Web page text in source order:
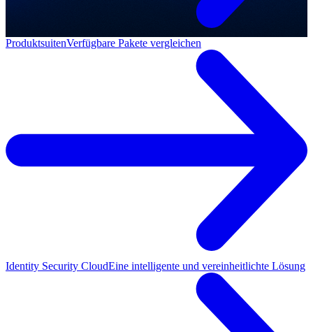
ProduktsuitenVerfügbare Pakete vergleichen
Identity Security CloudEine intelligente und vereinheitlichte Lösung